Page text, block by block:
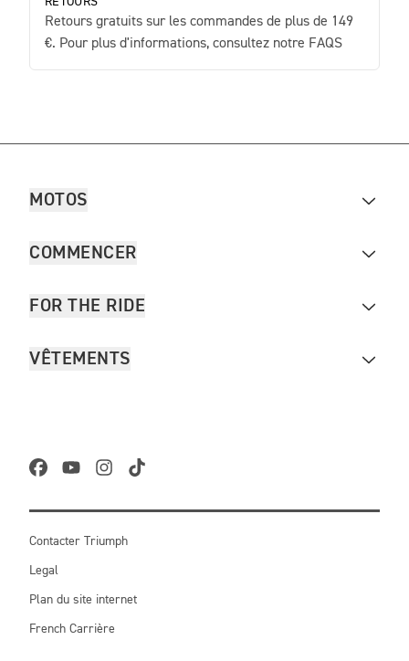
Retours gratuits sur les commandes de plus de 149
€. Pour plus d'informations, consultez notre FAQS
MOTOS
COMMENCER
FOR THE RIDE
VÊTEMENTS
Contacter Triumph
Legal
Plan du site internet
French Carrière